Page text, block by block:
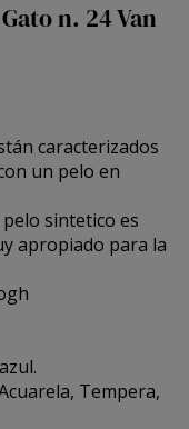
n. 24 Van
caracterizados
un pelo en
sintetico es
apropiado para la
Tempera,